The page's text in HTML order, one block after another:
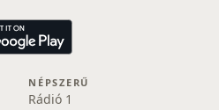
NÉPSZERŰ
Rádió 1